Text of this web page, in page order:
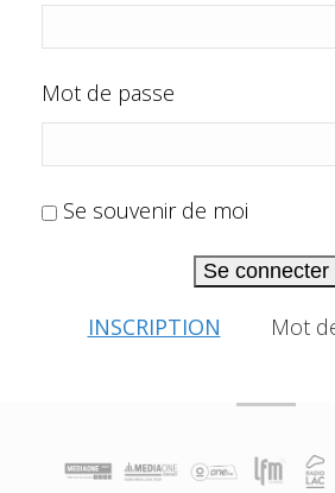
Mot de passe
Se souvenir de moi
Se connecter
INSCRIPTION Mot